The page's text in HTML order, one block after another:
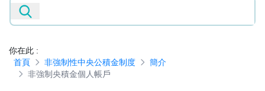
專題網頁
你在此 :
首頁
非強制性中央公積金制度
簡介
非強制央積金個人帳戶